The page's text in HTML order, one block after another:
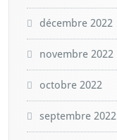
décembre 2022
novembre 2022
octobre 2022
septembre 2022